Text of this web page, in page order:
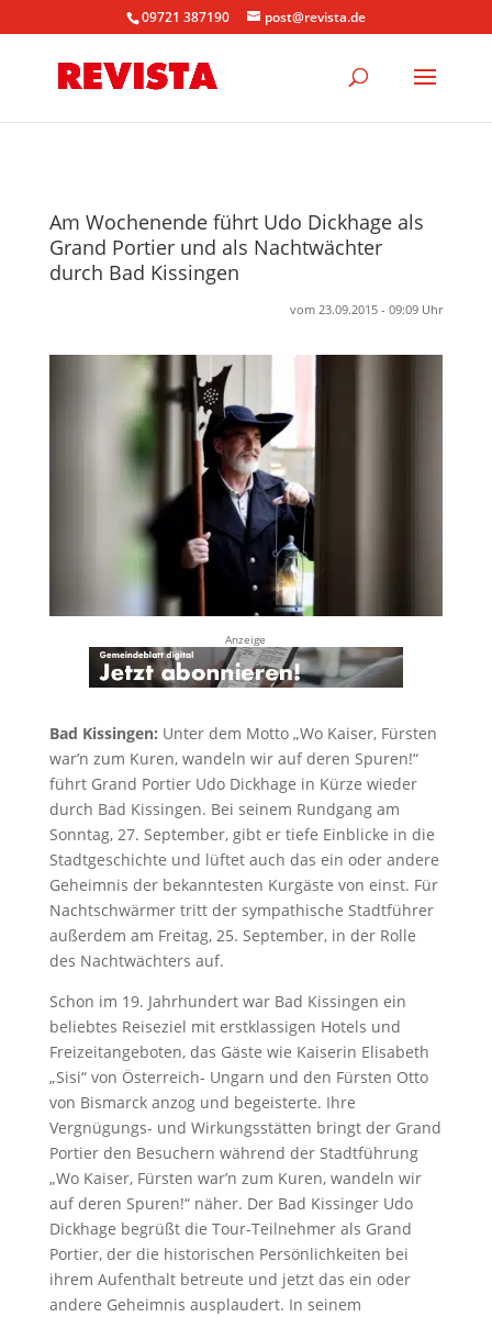
09721 387190 post@revista.de
Am Wochenende führt Udo Dickhage als
Grand Portier und als Nachtwächter
durch Bad Kissingen
vom 23.09.2015 - 09:09 Uhr
Anzeige
Bad Kissingen: Unter dem Motto „Wo Kaiser, Fürsten
war’n zum Kuren, wandeln wir auf deren Spuren!“
führt Grand Portier Udo Dickhage in Kürze wieder
durch Bad Kissingen. Bei seinem Rundgang am
Sonntag, 27. September, gibt er tiefe Einblicke in die
Stadtgeschichte und lüftet auch das ein oder andere
Geheimnis der bekanntesten Kurgäste von einst. Für
Nachtschwärmer tritt der sympathische Stadtführer
außerdem am Freitag, 25. September, in der Rolle
des Nachtwächters auf.
Schon im 19. Jahrhundert war Bad Kissingen ein
beliebtes Reiseziel mit erstklassigen Hotels und
Freizeitangeboten, das Gäste wie Kaiserin Elisabeth
„Sisi“ von Österreich- Ungarn und den Fürsten Otto
von Bismarck anzog und begeisterte. Ihre
Vergnügungs- und Wirkungsstätten bringt der Grand
Portier den Besuchern während der Stadtführung
„Wo Kaiser, Fürsten war’n zum Kuren, wandeln wir
auf deren Spuren!“ näher. Der Bad Kissinger Udo
Dickhage begrüßt die Tour-Teilnehmer als Grand
Portier, der die historischen Persönlichkeiten bei
ihrem Aufenthalt betreute und jetzt das ein oder
andere Geheimnis ausplaudert. In seinem